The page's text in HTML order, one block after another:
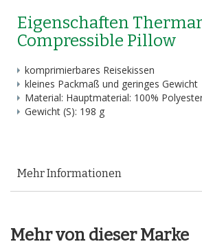
Eigenschaften
Compressible Pillow
komprimierbares Reisekissen
kleines Packmaß und geringes Gewicht
Material: Hauptmaterial: 100%
Gewicht (S): 198 g
Mehr Informationen
Mehr von dieser Marke